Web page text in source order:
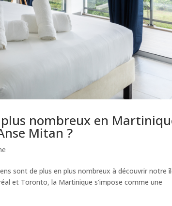
nombreux en
Mitan ?
sont de plus en plus nombreux à découvrir notre
et Toronto, la Martinique s’impose comme une